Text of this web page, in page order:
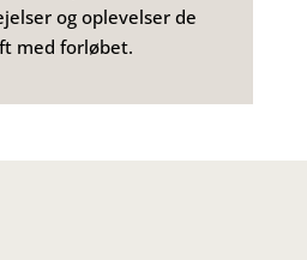
og oplevelser de
med forløbet.